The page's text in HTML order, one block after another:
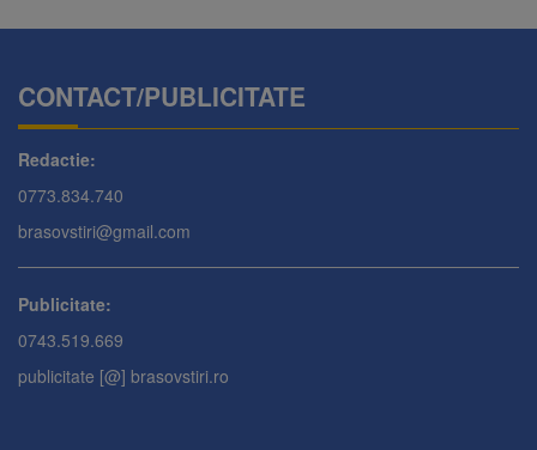
CONTACT/PUBLICITATE
Redactie:
0773.834.740
brasovstiri@gmail.com
Publicitate:
0743.519.669
publicitate [@] brasovstiri.ro